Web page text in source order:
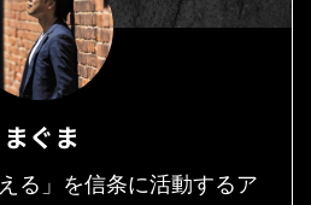
まぐま
る」を信条に活動するア